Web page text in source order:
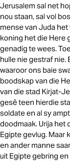
Jerusalem sal net
nou staan, sal vol
mense van Juda
koning het die Here
genadig te wees.
hulle nie gestraf nie.
waaroor ons baie
boodskap van die
van die stad Kirjat-
gesê teen hierdie
soldate en al sy
doodmaak. Urija het
Egipte gevlug. Maar
en ander manne
uit Egipte gebring